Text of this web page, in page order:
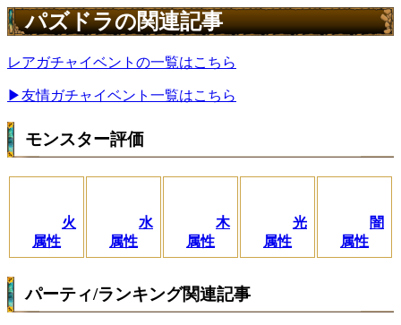
パズドラの関連記事
レアガチャイベントの一覧はこちら
▶︎友情ガチャイベント一覧はこちら
モンスター評価
火
属性
水
属性
木
属性
光
属性
闇
属性
パーティ/ランキング関連記事